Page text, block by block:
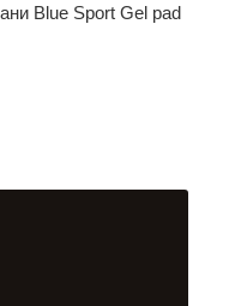
Blue Sport Gel pad